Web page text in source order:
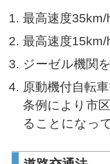
最高速度
最高速度
ジーゼル機関
原動機付自転
条例により市
ることになっ